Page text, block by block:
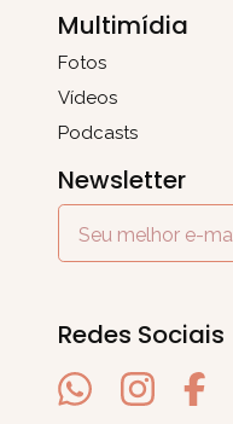
Multimídia
Fotos
Vídeos
Podcasts
Newsletter
Redes Sociais